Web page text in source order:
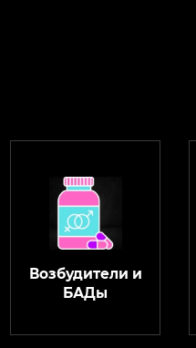
Возбудители и
БАДы